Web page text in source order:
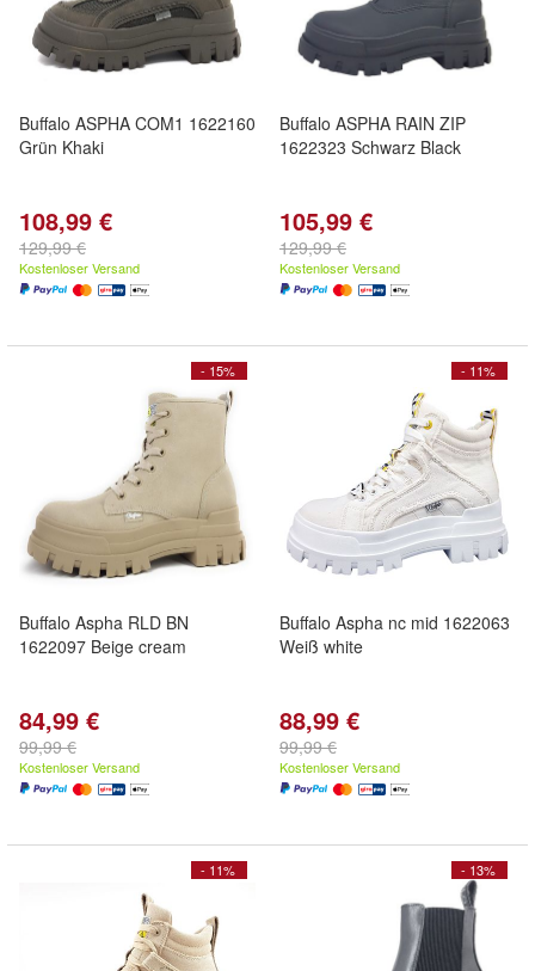
Buffalo ASPHA COM1 1622160
Grün Khaki
108,99 €
129,99 €
Kostenloser Versand
Buffalo ASPHA RAIN ZIP
1622323 Schwarz Black
105,99 €
129,99 €
Kostenloser Versand
- 15%
Buffalo Aspha RLD BN
1622097 Beige cream
84,99 €
99,99 €
Kostenloser Versand
- 11%
Buffalo Aspha nc mid 1622063
Weiß white
88,99 €
99,99 €
Kostenloser Versand
- 11% - 13%